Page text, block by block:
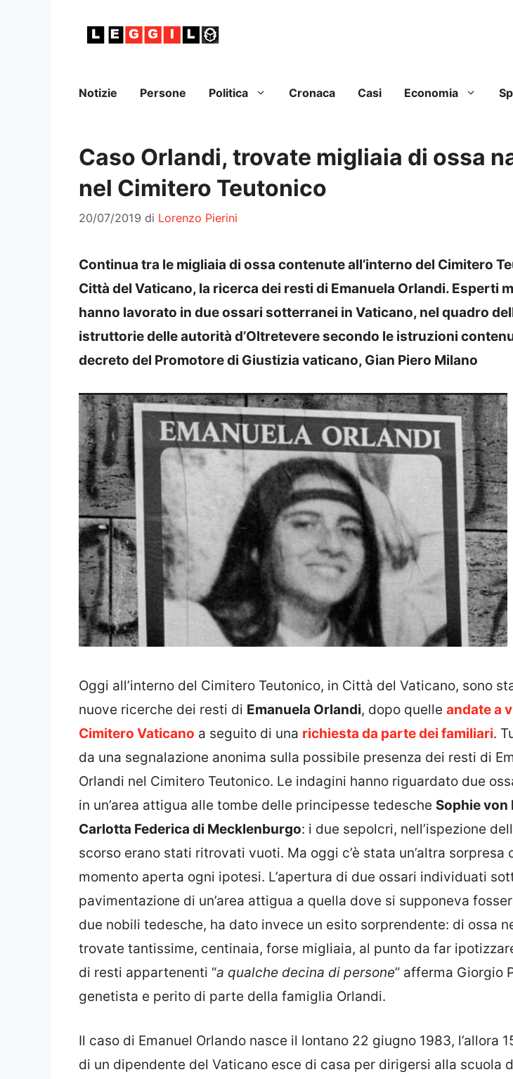
Notizie Persone Politica Cronaca Casi Economia
Caso Orlandi, trovate migliaia di ossa
nel Cimitero Teutonico
20/07/2019 di Lorenzo Pierini
Continua tra le migliaia di ossa contenute all’interno del Cimitero
Città del Vaticano, la ricerca dei resti di Emanuela Orlandi. Esperti
hanno lavorato in due ossari sotterranei in Vaticano, nel quadro
istruttorie delle autorità d’Oltretevere secondo le istruzioni
decreto del Promotore di Giustizia vaticano, Gian Piero Milano
Oggi all’interno del Cimitero Teutonico, in Città del Vaticano, sono
nuove ricerche dei resti di Emanuela Orlandi, dopo quelle andate a
Cimitero Vaticano a seguito di una richiesta da parte dei familiari.
da una segnalazione anonima sulla possibile presenza dei resti di
Orlandi nel Cimitero Teutonico. Le indagini hanno riguardato due
in un’area attigua alle tombe delle principesse tedesche Sophie von
Carlotta Federica di Mecklenburgo: i due sepolcri, nell’ispezione
scorso erano stati ritrovati vuoti. Ma oggi c’è stata un’altra sorpresa
momento aperta ogni ipotesi. L’apertura di due ossari individuati
pavimentazione di un’area attigua a quella dove si supponeva
due nobili tedesche, ha dato invece un esito sorprendente: di ossa
trovate tantissime, centinaia, forse migliaia, al punto da far
di resti appartenenti “a qualche decina di persone” afferma Giorgio
genetista e perito di parte della famiglia Orlandi.
Il caso di Emanuel Orlando nasce il lontano 22 giugno 1983, l’allora
di un dipendente del Vaticano esce di casa per dirigersi alla scuola